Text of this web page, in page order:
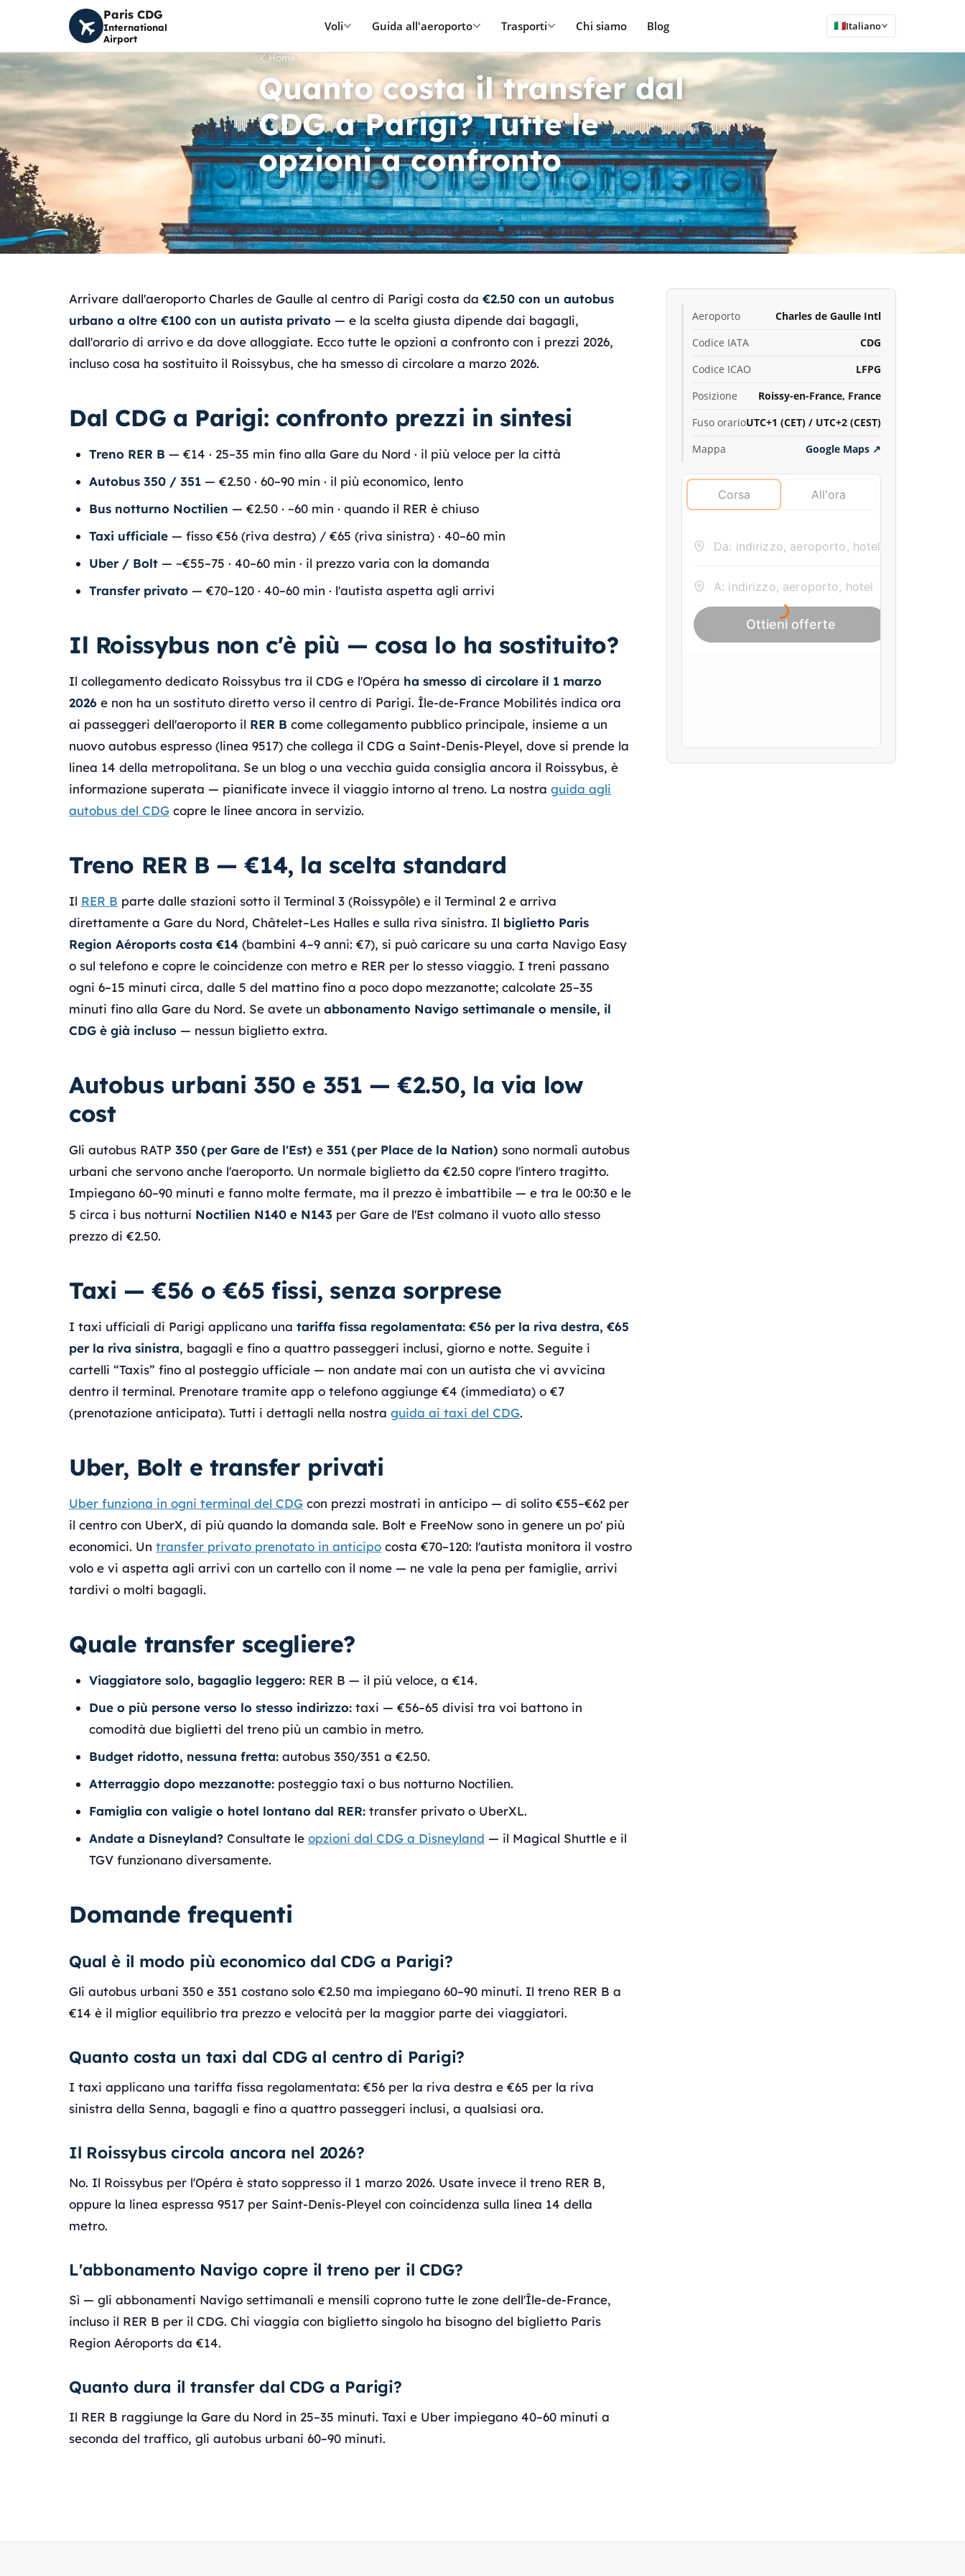
Paris CDG
International
Airport
Voli Guida all'aeroporto Trasporti Chi siamo Blog Italiano
Home
Quanto costa il transfer dal
CDG a Parigi? Tutte le
opzioni a confronto
Arrivare dall'aeroporto Charles de Gaulle al centro di Parigi costa da €2.50 con un autobus
urbano a oltre €100 con un autista privato — e la scelta giusta dipende dai bagagli,
dall'orario di arrivo e da dove alloggiate. Ecco tutte le opzioni a confronto con i prezzi 2026,
incluso cosa ha sostituito il Roissybus, che ha smesso di circolare a marzo 2026.
Dal CDG a Parigi: confronto prezzi in sintesi
Treno RER B — €14 · 25–35 min fino alla Gare du Nord · il più veloce per la città
Autobus 350 / 351 — €2.50 · 60–90 min · il più economico, lento
Bus notturno Noctilien — €2.50 · ~60 min · quando il RER è chiuso
Taxi ufficiale — fisso €56 (riva destra) / €65 (riva sinistra) · 40–60 min
Uber / Bolt — ~€55–75 · 40–60 min · il prezzo varia con la domanda
Transfer privato — €70–120 · 40–60 min · l'autista aspetta agli arrivi
Il Roissybus non c'è più — cosa lo ha sostituito?
Il collegamento dedicato Roissybus tra il CDG e l'Opéra ha smesso di circolare il 1 marzo
2026 e non ha un sostituto diretto verso il centro di Parigi. Île-de-France Mobilités indica ora
ai passeggeri dell'aeroporto il RER B come collegamento pubblico principale, insieme a un
nuovo autobus espresso (linea 9517) che collega il CDG a Saint-Denis-Pleyel, dove si prende la
linea 14 della metropolitana. Se un blog o una vecchia guida consiglia ancora il Roissybus, è
informazione superata — pianificate invece il viaggio intorno al treno. La nostra guida agli
autobus del CDG copre le linee ancora in servizio.
Treno RER B — €14, la scelta standard
Il RER B parte dalle stazioni sotto il Terminal 3 (Roissypôle) e il Terminal 2 e arriva
direttamente a Gare du Nord, Châtelet–Les Halles e sulla riva sinistra. Il biglietto Paris
Region Aéroports costa €14 (bambini 4–9 anni: €7), si può caricare su una carta Navigo Easy
o sul telefono e copre le coincidenze con metro e RER per lo stesso viaggio. I treni passano
ogni 6–15 minuti circa, dalle 5 del mattino fino a poco dopo mezzanotte; calcolate 25–35
minuti fino alla Gare du Nord. Se avete un abbonamento Navigo settimanale o mensile, il
CDG è già incluso — nessun biglietto extra.
Autobus urbani 350 e 351 — €2.50, la via low
cost
Gli autobus RATP 350 (per Gare de l'Est) e 351 (per Place de la Nation) sono normali autobus
urbani che servono anche l'aeroporto. Un normale biglietto da €2.50 copre l'intero tragitto.
Impiegano 60–90 minuti e fanno molte fermate, ma il prezzo è imbattibile — e tra le 00:30 e le
5 circa i bus notturni Noctilien N140 e N143 per Gare de l'Est colmano il vuoto allo stesso
prezzo di €2.50.
Taxi — €56 o €65 fissi, senza sorprese
I taxi ufficiali di Parigi applicano una tariffa fissa regolamentata: €56 per la riva destra, €65
per la riva sinistra, bagagli e fino a quattro passeggeri inclusi, giorno e notte. Seguite i
cartelli “Taxis” fino al posteggio ufficiale — non andate mai con un autista che vi avvicina
dentro il terminal. Prenotare tramite app o telefono aggiunge €4 (immediata) o €7
(prenotazione anticipata). Tutti i dettagli nella nostra guida ai taxi del CDG.
Uber, Bolt e transfer privati
Uber funziona in ogni terminal del CDG con prezzi mostrati in anticipo — di solito €55–€62 per
il centro con UberX, di più quando la domanda sale. Bolt e FreeNow sono in genere un po' più
economici. Un transfer privato prenotato in anticipo costa €70–120: l'autista monitora il vostro
volo e vi aspetta agli arrivi con un cartello con il nome — ne vale la pena per famiglie, arrivi
tardivi o molti bagagli.
Quale transfer scegliere?
Viaggiatore solo, bagaglio leggero: RER B — il più veloce, a €14.
Due o più persone verso lo stesso indirizzo: taxi — €56–65 divisi tra voi battono in
comodità due biglietti del treno più un cambio in metro.
Budget ridotto, nessuna fretta: autobus 350/351 a €2.50.
Atterraggio dopo mezzanotte: posteggio taxi o bus notturno Noctilien.
Famiglia con valigie o hotel lontano dal RER: transfer privato o UberXL.
Andate a Disneyland? Consultate le opzioni dal CDG a Disneyland — il Magical Shuttle e il
TGV funzionano diversamente.
Domande frequenti
Qual è il modo più economico dal CDG a Parigi?
Gli autobus urbani 350 e 351 costano solo €2.50 ma impiegano 60–90 minuti. Il treno RER B a
€14 è il miglior equilibrio tra prezzo e velocità per la maggior parte dei viaggiatori.
Quanto costa un taxi dal CDG al centro di Parigi?
I taxi applicano una tariffa fissa regolamentata: €56 per la riva destra e €65 per la riva
sinistra della Senna, bagagli e fino a quattro passeggeri inclusi, a qualsiasi ora.
Il Roissybus circola ancora nel 2026?
No. Il Roissybus per l'Opéra è stato soppresso il 1 marzo 2026. Usate invece il treno RER B,
oppure la linea espressa 9517 per Saint-Denis-Pleyel con coincidenza sulla linea 14 della
metro.
L'abbonamento Navigo copre il treno per il CDG?
Sì — gli abbonamenti Navigo settimanali e mensili coprono tutte le zone dell'Île-de-France,
incluso il RER B per il CDG. Chi viaggia con biglietto singolo ha bisogno del biglietto Paris
Region Aéroports da €14.
Quanto dura il transfer dal CDG a Parigi?
Il RER B raggiunge la Gare du Nord in 25–35 minuti. Taxi e Uber impiegano 40–60 minuti a
seconda del traffico, gli autobus urbani 60–90 minuti.
Aeroporto
Charles de Gaulle Intl
Codice IATA
CDG
Codice ICAO
LFPG
Posizione
Roissy-en-France, France
Fuso orarioUTC+1 (CET) / UTC+2 (CEST)
Mappa
Google Maps ↗